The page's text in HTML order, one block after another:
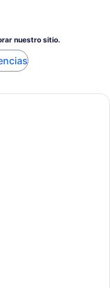
nuestro sitio.